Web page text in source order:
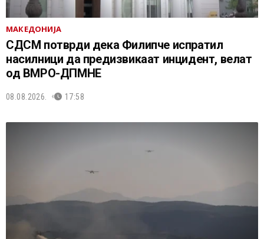
МАКЕДОНИЈА
СДСМ потврди дека Филипче испратил
насилници да предизвикаат инцидент, велат
од ВМРО-ДПМНЕ
08.08.2026. 17:58